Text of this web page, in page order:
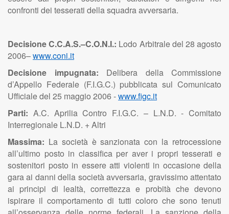
confronti dei tesserati della squadra avversaria.
Decisione C.C.A.S.–C.O.N.I.: Lodo Arbitrale del 28 agosto
2006–www.coni.it
Decisione impugnata: Delibera della Commissione
d’Appello Federale (F.I.G.C.) pubblicata sul Comunicato
Ufficiale del 25 maggio 2006 -www.figc.it
Parti: A.C. Aprilia Contro F.I.G.C. – L.N.D. - Comitato
Interregionale L.N.D. + Altri
Massima: La società è sanzionata con la retrocessione
all’ultimo posto in classifica per aver i propri tesserati e
sostenitori posto in essere atti violenti in occasione della
gara ai danni della società avversaria, gravissimo attentato
ai principi di lealtà, correttezza e probità che devono
ispirare il comportamento di tutti coloro che sono tenuti